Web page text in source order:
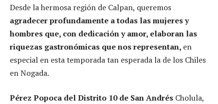
Desde la hermosa región de Calpan, queremos
agradecer profundamente a todas las mujeres y
hombres que, con dedicación y amor, elaboran las
riquezas gastronómicas que nos representan, en
especial en esta temporada tan esperada la de los Chiles
en Nogada.
Pérez Popoca del Distrito 10 de San Andrés Cholula,